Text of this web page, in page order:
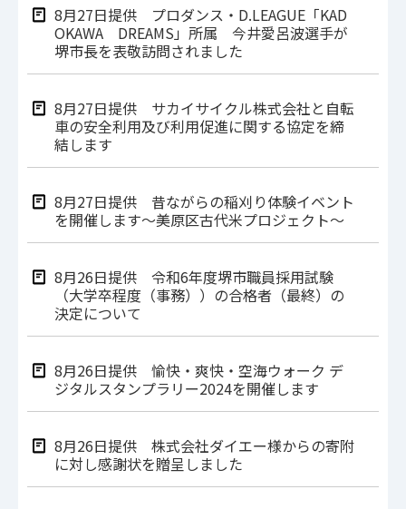
8月27日提供 プロダンス・D.LEAGUE「KAD
OKAWA DREAMS」所属 今井愛呂波選手が
堺市長を表敬訪問されました
8月27日提供 サカイサイクル株式会社と自転
車の安全利用及び利用促進に関する協定を締
結します
8月27日提供 昔ながらの稲刈り体験イベント
を開催します～美原区古代米プロジェクト～
8月26日提供 令和6年度堺市職員採用試験
（大学卒程度（事務））の合格者（最終）の
決定について
8月26日提供 愉快・爽快・空海ウォーク デ
ジタルスタンプラリー2024を開催します
8月26日提供 株式会社ダイエー様からの寄附
に対し感謝状を贈呈しました